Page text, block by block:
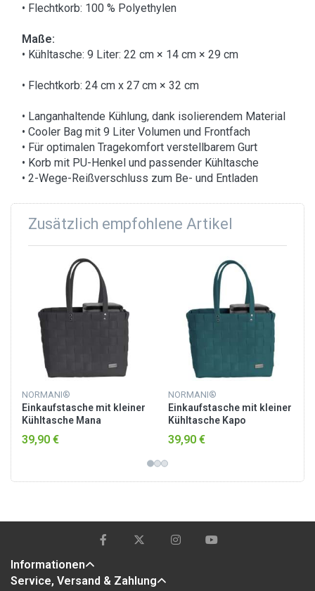
• Flechtkorb: 100 % Polyethylen
Maße:
• Kühltasche: 9 Liter: 22 cm × 14 cm × 29 cm
• Flechtkorb: 24 cm x 27 cm × 32 cm
• Langanhaltende Kühlung, dank isolierendem Material
• Cooler Bag mit 9 Liter Volumen und Frontfach
• Für optimalen Tragekomfort verstellbarem Gurt
• Korb mit PU-Henkel und passender Kühltasche
• 2-Wege-Reißverschluss zum Be- und Entladen
Zusätzlich empfohlene Artikel
NORMANI®
Einkaufstasche mit kleiner
Kühltasche Mana
39,90 €
NORMANI®
Einkaufstasche mit kleiner
Kühltasche Kapo
39,90 €
Informationen
Service, Versand & Zahlung